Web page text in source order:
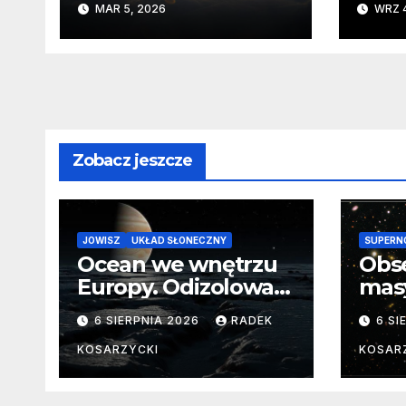
wyprzedza Chiny
MAR 5, 2026 WRZ
Zobacz jeszcze
JOWISZ UKŁAD SŁONECZNY
Ocean we wnętrzu
Europy. Odizolowani
przez lodową
barierę
6 SIERPNIA 2026 RADEK
KOSARZYCKI
od
6